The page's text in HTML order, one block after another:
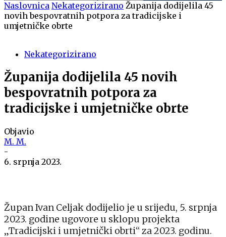
Naslovnica Nekategorizirano Županija dodijelila 45
novih bespovratnih potpora za tradicijske i
umjetničke obrte
Nekategorizirano
Županija dodijelila 45 novih
bespovratnih potpora za
tradicijske i umjetničke obrte
Objavio
M. M.
-
6. srpnja 2023.
Župan Ivan Celjak dodijelio je u srijedu, 5. srpnja
2023. godine ugovore u sklopu projekta
„Tradicijski i umjetnički obrti“ za 2023. godinu.